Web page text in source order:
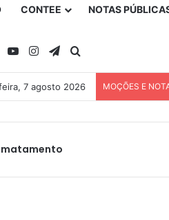
CONTEE NOTAS
YouTubeInstagramTelegram
7 agosto 2026 MOÇÕES E